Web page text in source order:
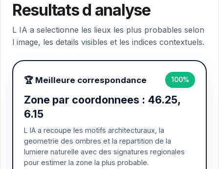
Resultats d analyse
L IA a selectionne les lieux les plus probables selon
l image, les details visibles et les indices contextuels.
🏆 Meilleure correspondance 100%
Zone par coordonnees : 46.25,
6.15
L IA a recoupe les motifs architecturaux, la
geometrie des ombres et la repartition de la
lumiere naturelle avec des signatures regionales
pour estimer la zone la plus probable.